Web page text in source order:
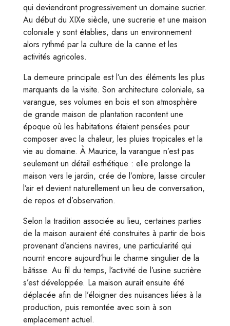
qui deviendront progressivement un domaine sucrier.
Au début du XIXe siècle, une sucrerie et une maison
coloniale y sont établies, dans un environnement
alors rythmé par la culture de la canne et les
activités agricoles.
La demeure principale est l’un des éléments les plus
marquants de la visite. Son architecture coloniale, sa
varangue, ses volumes en bois et son atmosphère
de grande maison de plantation racontent une
époque où les habitations étaient pensées pour
composer avec la chaleur, les pluies tropicales et la
vie au domaine. À Maurice, la varangue n’est pas
seulement un détail esthétique : elle prolonge la
maison vers le jardin, crée de l’ombre, laisse circuler
l’air et devient naturellement un lieu de conversation,
de repos et d’observation.
Selon la tradition associée au lieu, certaines parties
de la maison auraient été construites à partir de bois
provenant d’anciens navires, une particularité qui
nourrit encore aujourd’hui le charme singulier de la
bâtisse. Au fil du temps, l’activité de l’usine sucrière
s’est développée. La maison aurait ensuite été
déplacée afin de l’éloigner des nuisances liées à la
production, puis remontée avec soin à son
emplacement actuel.